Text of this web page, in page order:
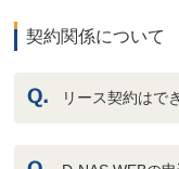
契約関係について
リース契約はで